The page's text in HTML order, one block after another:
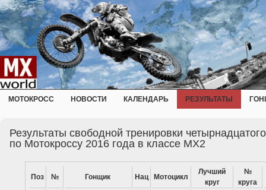
МОТОКРОСС НОВОСТИ КАЛЕНДАРЬ РЕЗУЛЬТАТЫ
Результаты свободной тренировки
по Мотокроссу 2016 года в классе MX2
Поз № Гонщик Нац Мотоцикл
Лучший
круг
№
круга